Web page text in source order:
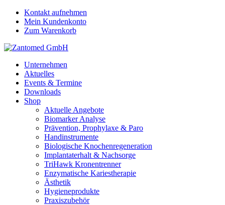
Kontakt aufnehmen
Mein Kundenkonto
Zum Warenkorb
Unternehmen
Aktuelles
Events & Termine
Downloads
Shop
Aktuelle Angebote
Biomarker Analyse
Prävention, Prophylaxe & Paro
Handinstrumente
Biologische Knochenregeneration
Implantaterhalt & Nachsorge
TriHawk Kronentrenner
Enzymatische Kariestherapie
Ästhetik
Hygieneprodukte
Praxiszubehör